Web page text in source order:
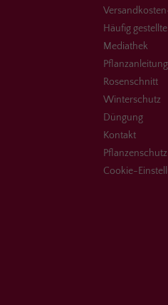
Häufig
Mediathek
Rosenschnitt
Winterschutz
Düngung
Kontakt
Cookie-